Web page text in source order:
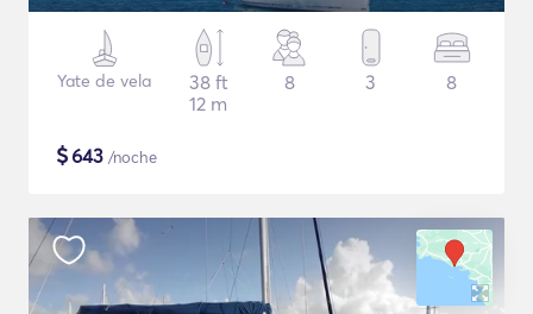
Yate de vela
38 ft
12 m
8 3 8
$643 /noche